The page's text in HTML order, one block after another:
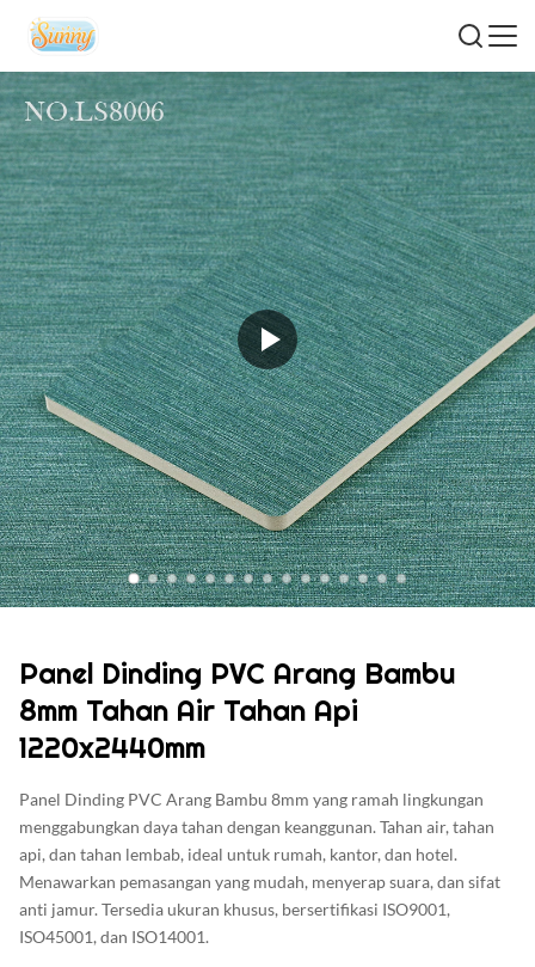
Panel Dinding PVC Arang Bambu
8mm Tahan Air Tahan Api
1220x2440mm
Panel Dinding PVC Arang Bambu 8mm yang ramah lingkungan
menggabungkan daya tahan dengan keanggunan. Tahan air, tahan
api, dan tahan lembab, ideal untuk rumah, kantor, dan hotel.
Menawarkan pemasangan yang mudah, menyerap suara, dan sifat
anti jamur. Tersedia ukuran khusus, bersertifikasi ISO9001,
ISO45001, dan ISO14001.